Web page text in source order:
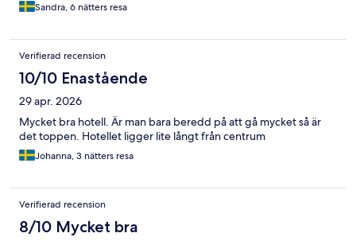
Sandra, 6 nätters resa
Verifierad recension
10/10 Enastående
29 apr. 2026
Mycket bra hotell. Är man bara beredd på att gå mycket så är
det toppen. Hotellet ligger lite långt från centrum
Johanna, 3 nätters resa
Verifierad recension
8/10 Mycket bra